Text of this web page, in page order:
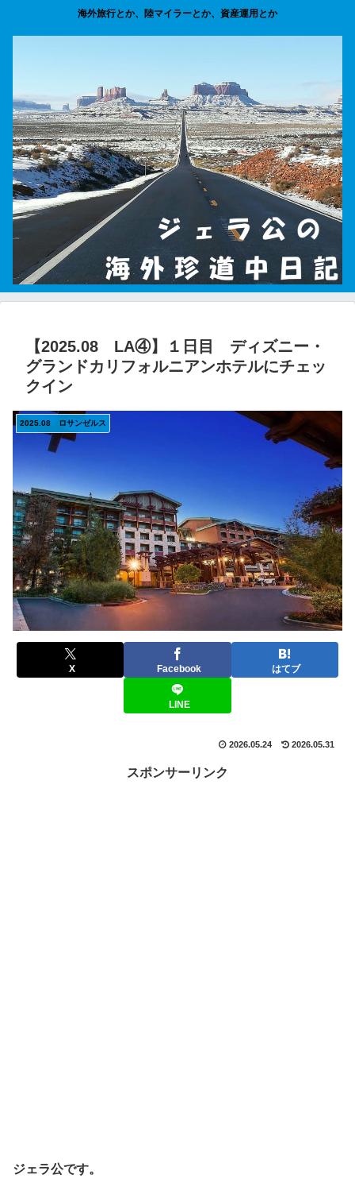
海外旅行とか、陸マイラーとか、資産運用とか
【2025.08 LA④】１日目 ディズニー・
グランドカリフォルニアンホテルにチェッ
クイン
2025.08 ロサンゼルス
X Facebook はてブ
LINE
2026.05.24 2026.05.31
スポンサーリンク
ジェラ公です。